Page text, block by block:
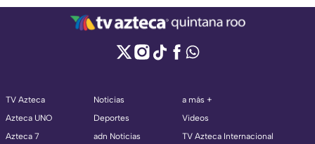
TV Azteca
Azteca UNO
Azteca 7
Noticias
Deportes
adn Noticias
a más +
Videos
TV Azteca Internacional